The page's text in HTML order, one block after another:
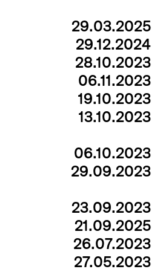
29.03.2025
29.12.2024
28.10.2023
06.11.2023
19.10.2023
13.10.2023
06.10.2023
29.09.2023
23.09.2023
21.09.2025
26.07.2023
27.05.2023